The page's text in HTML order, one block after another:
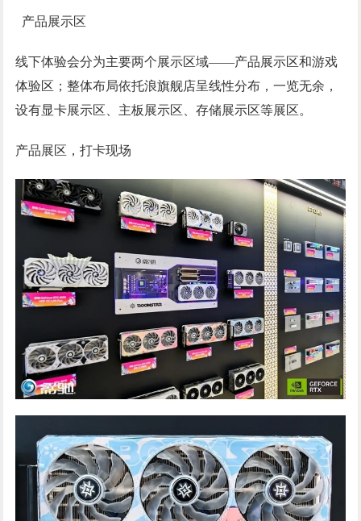
产品展示区
线下体验会分为主要两个展示区域——产品展示区和游戏
体验区；整体布局依托浪旗舰店呈线性分布，一览无余，
设有显卡展示区、主板展示区、存储展示区等展区。
产品展区，打卡现场